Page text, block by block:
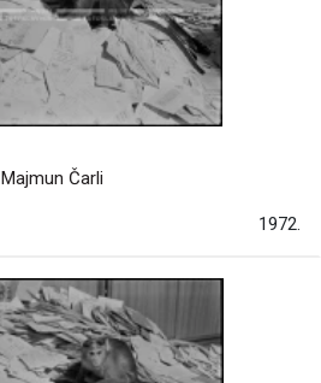
Majmun Čarli
1972.